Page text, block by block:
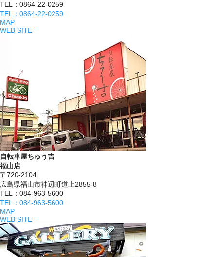
TEL：0864-22-0259
TEL：0864-22-0259
MAP
WEB SITE
自転車屋ちゅう吉
福山店
〒720-2104
広島県福山市神辺町道上2855-8
TEL：084-963-5600
TEL：084-963-5600
MAP
WEB SITE